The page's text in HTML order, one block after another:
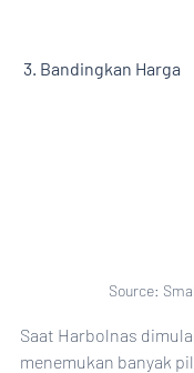
3. Bandingkan Harga
Source:
Saat Harbolnas
menemukan banyak